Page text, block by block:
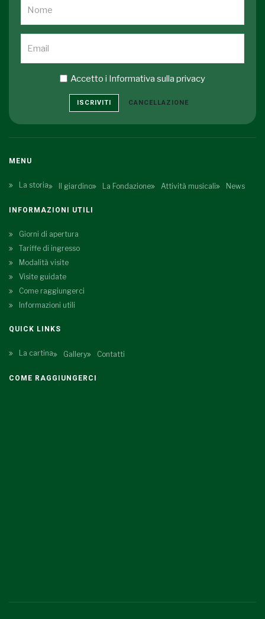
Accetto i Informativa sulla privacy
ISCRIVITI CANCELLAZIONE
MENU
La storia Il giardino La Fondazione Attività musicali News
INFORMAZIONI UTILI
Giorni di apertura
Tariffe di ingresso
Modalità visite
Visite guidate
Come raggiungerci
Informazioni utili
QUICK LINKS
La cartina Gallery Contatti
COME RAGGIUNGERCI